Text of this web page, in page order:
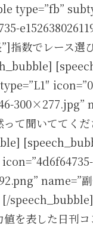
type=”fb”
指数でレース選
300×277.jpg”
て聞いててくだ
name=”
[/speech_bubble]
値を表した日刊